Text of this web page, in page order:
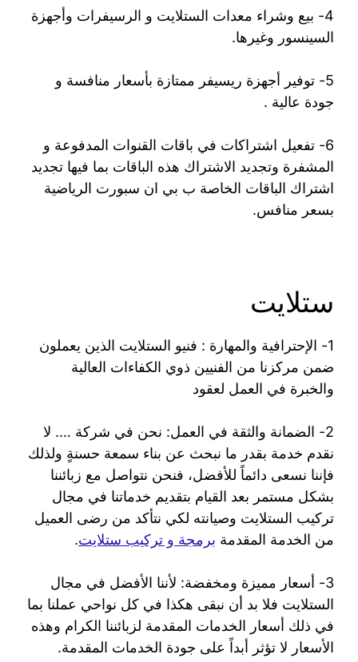
4- بيع وشراء معدات الستلايت و الرسيفرات وأجهزة
السينسور وغيرها.
5- توفير أجهزة ريسيفر ممتازة بأسعار منافسة و
جودة عالية .
6- تفعيل اشتراكات في باقات القنوات المدفوعة و
المشفرة وتجديد الاشتراك هذه الباقات بما فيها تجديد
اشتراك الباقات الخاصة ب بي ان سبورت الرياضية
بسعر منافس.
ستلايت
1- الإحترافية والمهارة : فنيو الستلايت الذين يعملون
ضمن مركزنا من الفنيين ذوي الكفاءات العالية
والخبرة في العمل لعقود
2- الضمانة والثقة في العمل: نحن في شركة …. لا
نقدم خدمة بقدر ما نبحث عن بناء سمعة حسنةٍ ولذلك
فإننا نسعى دائماً للأفضل، فنحن نتواصل مع زبائننا
بشكل مستمر بعد القيام بتقديم خدماتنا في مجال
تركيب الستلايت وصيانته لكي نتأكد من رضى العميل
من الخدمة المقدمة برمجة و تركيب ستلايت.
3- أسعار مميزة ومخفضة: لأننا الأفضل في مجال
الستلايت فلا بد أن نبقى هكذا في كل نواحي عملنا بما
في ذلك أسعار الخدمات المقدمة لزبائننا الكرام وهذه
الأسعار لا تؤثر أبداً على جودة الخدمات المقدمة.